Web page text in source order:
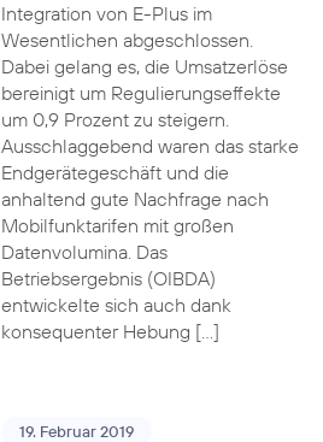
Integration von E-Plus im
Wesentlichen abgeschlossen.
Dabei gelang es, die Umsatzerlöse
bereinigt um Regulierungseffekte
um 0,9 Prozent zu steigern.
Ausschlaggebend waren das starke
Endgerätegeschäft und die
anhaltend gute Nachfrage nach
Mobilfunktarifen mit großen
Datenvolumina. Das
Betriebsergebnis (OIBDA)
entwickelte sich auch dank
konsequenter Hebung […]
19. Februar 2019